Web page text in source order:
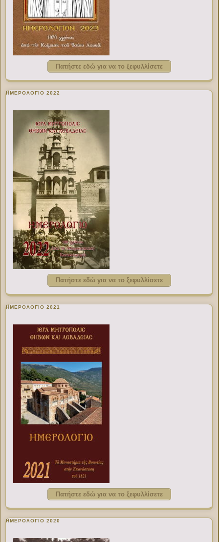
Πατήστε εδώ για να το ξεφυλλίσετε
ΗΜΕΡΟΛΟΓΙΟ 2022
Πατήστε εδώ για να το ξεφυλλίσετε
ΗΜΕΡΟΛΟΓΙΟ 2021
Πατήστε εδώ για να το ξεφυλλίσετε
ΗΜΕΡΟΛΟΓΙΟ 2020